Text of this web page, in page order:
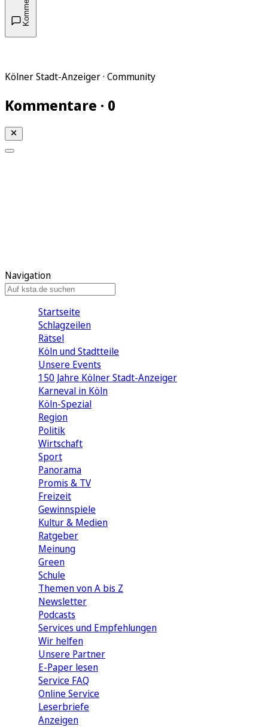
Kölner Stadt-Anzeiger · Community
Kommentare · 0
Navigation
Startseite
Schlagzeilen
Rätsel
Köln und Stadtteile
Unsere Events
150 Jahre Kölner Stadt-Anzeiger
Karneval in Köln
Köln-Spezial
Region
Politik
Wirtschaft
Sport
Panorama
Promis & TV
Freizeit
Gewinnspiele
Kultur & Medien
Ratgeber
Meinung
Green
Schule
Themen von A bis Z
Newsletter
Podcasts
Services und Empfehlungen
Wir helfen
Unsere Partner
E-Paper lesen
Service FAQ
Online Service
Leserbriefe
Anzeigen